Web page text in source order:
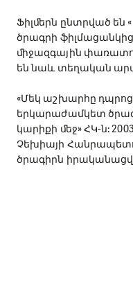
Ֆիլﬔրն ընտրված են
ծրագրի
ﬕջազգային
են նաև տեղական
«Մեկ աշխարհը
երկարաժամկետ
կարիքի ﬔջ» ՀԿ-ն:
Չեխիայի
ծրագիրն